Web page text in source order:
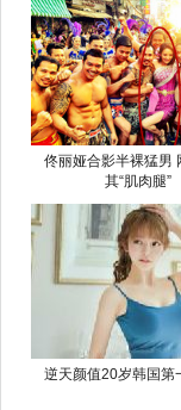
佟丽娅合影半裸猛男
其“肌肉腿”
逆天颜值20岁韩国第